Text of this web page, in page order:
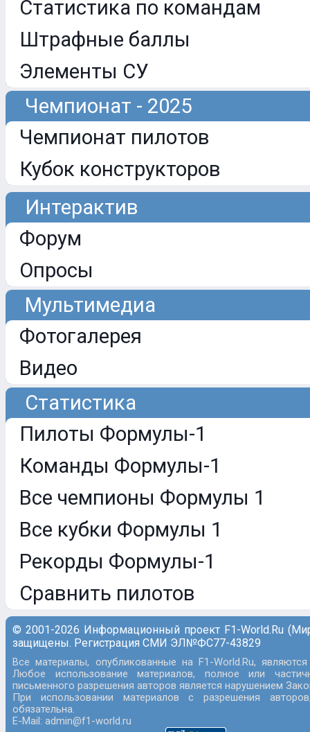
Статистика по командам
Штрафные баллы
Элементы СУ
Чемпионат - 2025
Чемпионат пилотов
Кубок конструкторов
Интерактив
Форум
Опросы
Мультимедиа
Фотогалерея
Видео
Статистика
Пилоты Формулы-1
Команды Формулы-1
Все чемпионы Формулы 1
Все кубки Формулы 1
Рекорды Формулы-1
Сравнить пилотов
© 2001-2026 Информационный проект F1-World.Ru
защищены. Регистрация СМИ ЭЛ№ФС77-43829
Все материалы, опубликованные на F1-World.Ru,
Любое использование материалов, полное или
письменного разрешения авторов является нарушением
При использовании материалов с разрешения
обязательна.
E-Mail: admin@f1-world.ru